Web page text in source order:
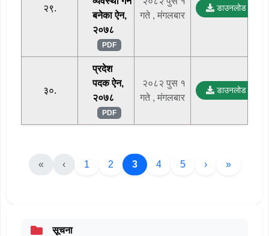
२९.
बनेका ऐन,
२०७८
PDF
गते , मंगलबार
डाउनलोड
३०.
प्रदेश
पदक ऐन,
२०७८
PDF
२०८२ पुस १
गते , मंगलबार
डाउनलोड
« ‹ 1 2 3 4 5 › »
सूचना